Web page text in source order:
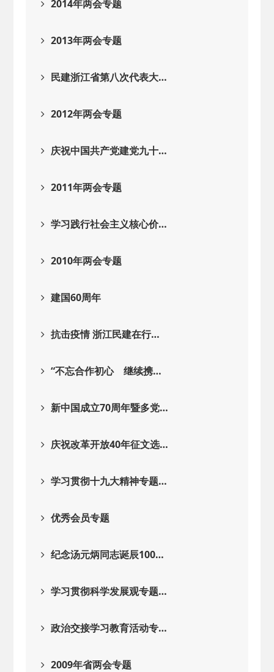
2014年两会专题
2013年两会专题
民建浙江省第八次代表大…
2012年两会专题
庆祝中国共产党建党九十…
2011年两会专题
学习践行社会主义核心价…
2010年两会专题
建国60周年
抗击疫情 浙江民建在行…
“不忘合作初心 继续携…
新中国成立70周年暨多党…
庆祝改革开放40年征文选…
学习贯彻十九大精神专题…
优秀会员专题
纪念汤元炳同志诞辰100…
学习贯彻科学发展观专题…
政治交接学习教育活动专…
2009年省两会专题